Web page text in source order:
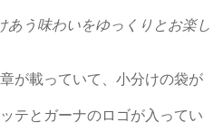
あう味わいをゆっくりとお楽し
が載っていて、小分けの袋が
テとガーナのロゴが入ってい